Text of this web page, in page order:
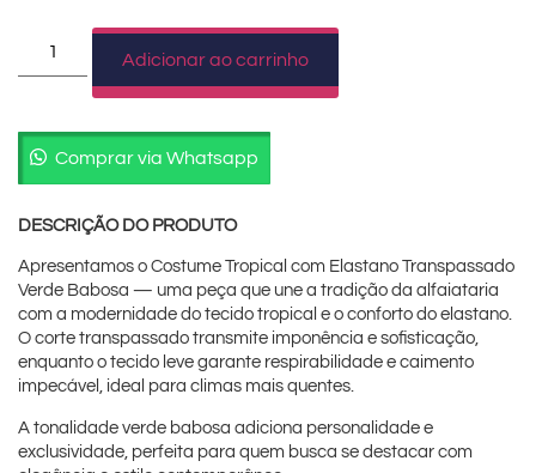
Adicionar ao carrinho
Comprar via Whatsapp
DESCRIÇÃO DO PRODUTO
Apresentamos o Costume Tropical com Elastano Transpassado
Verde Babosa — uma peça que une a tradição da alfaiataria
com a modernidade do tecido tropical e o conforto do elastano.
O corte transpassado transmite imponência e sofisticação,
enquanto o tecido leve garante respirabilidade e caimento
impecável, ideal para climas mais quentes.
A tonalidade verde babosa adiciona personalidade e
exclusividade, perfeita para quem busca se destacar com